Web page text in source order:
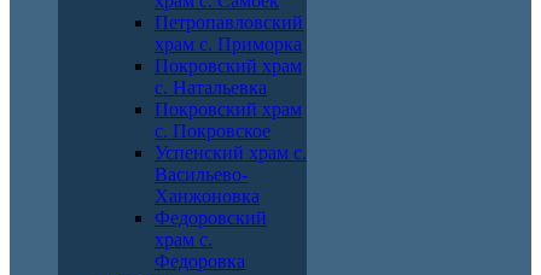
Петропавловский
храм с. Приморка
Покровский храм
с. Натальевка
Покровский храм
с. Покровское
Успенский храм с.
Васильево-
Ханжоновка
Федоровский
храм с.
Федоровка